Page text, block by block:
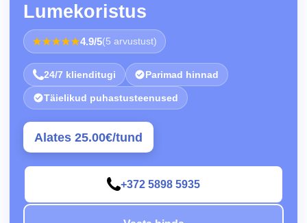
Lumekoristus
★★★★★4.9/5(5 arvustust)
24/7 klienditugi Parimad hinnad
Täielikud puhastusteenused
Alates 25.00€/tund
+372 5898 5935